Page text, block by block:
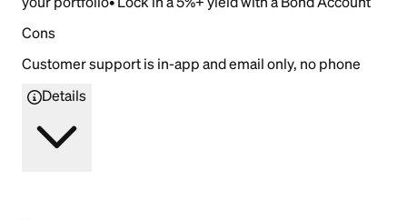
Cons
Customer support is in-app and email only, no phone
Details